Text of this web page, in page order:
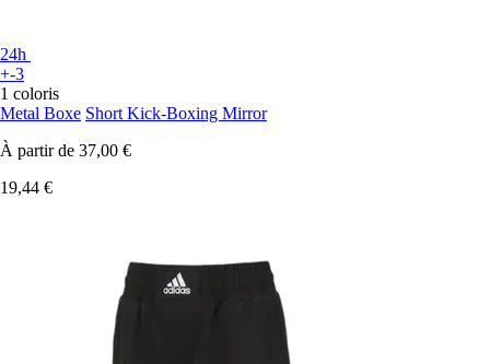
24h
+-3
1 coloris
Metal Boxe Short Kick-Boxing Mirror
À partir de 37,00 €
19,44 €